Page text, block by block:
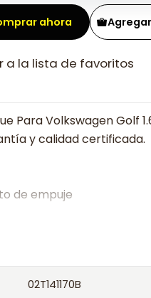
ahora
a la lista de favoritos
Para Volkswagen Golf
y calidad certificada.
de empuje
en embragues desde
02T141170B